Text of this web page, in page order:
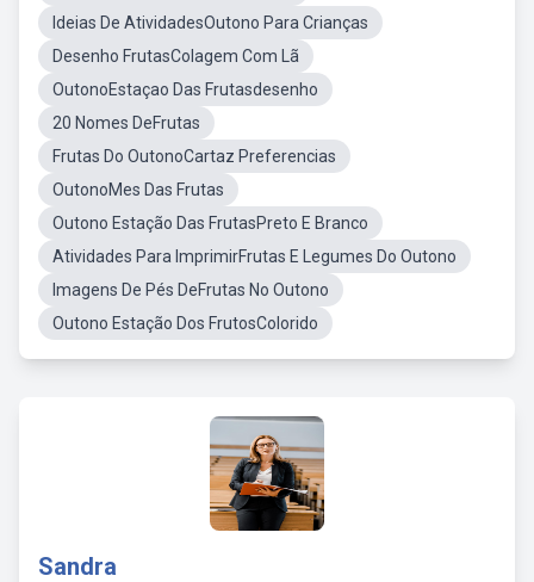
Ideias De AtividadesOutono Para Crianças
Desenho FrutasColagem Com Lã
OutonoEstaçao Das Frutasdesenho
20 Nomes DeFrutas
Frutas Do OutonoCartaz Preferencias
OutonoMes Das Frutas
Outono Estação Das FrutasPreto E Branco
Atividades Para ImprimirFrutas E Legumes Do Outono
Imagens De Pés DeFrutas No Outono
Outono Estação Dos FrutosColorido
Sandra